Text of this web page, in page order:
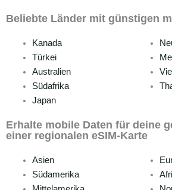
Beliebte Länder mit günstigen
Kanada
Türkei
Australien
Südafrika
Japan
Erhalte mobile Daten für deine
einer regionalen eSIM-Karte
Asien
Südamerika